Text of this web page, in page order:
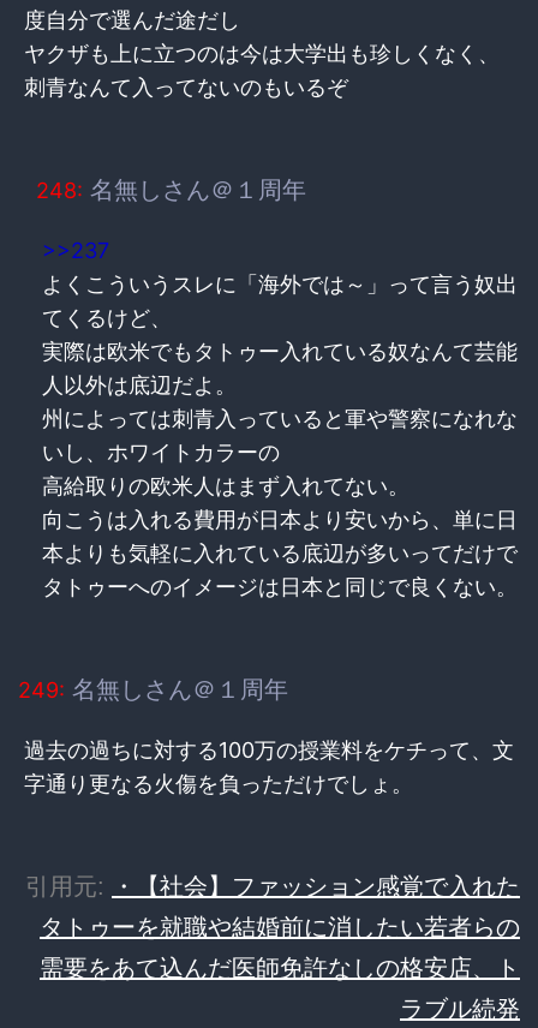
度自分で選んだ途だし
ヤクザも上に立つのは今は大学出も珍しくなく、
刺青なんて入ってないのもいるぞ
248: 名無しさん＠１周年
>>237
よくこういうスレに「海外では～」って言う奴出
てくるけど、
実際は欧米でもタトゥー入れている奴なんて芸能
人以外は底辺だよ。
州によっては刺青入っていると軍や警察になれな
いし、ホワイトカラーの
高給取りの欧米人はまず入れてない。
向こうは入れる費用が日本より安いから、単に日
本よりも気軽に入れている底辺が多いってだけで
タトゥーへのイメージは日本と同じで良くない。
249: 名無しさん＠１周年
過去の過ちに対する100万の授業料をケチって、文
字通り更なる火傷を負っただけでしょ。
引用元:
・【社会】ファッション感覚で入れた
タトゥーを就職や結婚前に消したい若者らの
需要をあて込んだ医師免許なしの格安店、ト
ラブル続発